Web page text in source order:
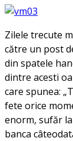
Zilele trecute
către un post
din spatele
dintre acesti
care spunea:
fete orice
enorm, sufăr
banca